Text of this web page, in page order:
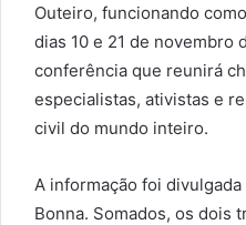
Outeiro, funcionando
dias 10 e 21 de novembro
conferência que reunirá
especialistas, ativistas e
civil do mundo inteiro.
A informação foi
Bonna. Somados, os dois